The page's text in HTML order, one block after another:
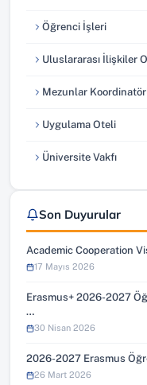
Öğrenci İşleri
(yeni sekmede açılır)
Uluslararası İlişkiler
(yeni sekmede açılır)
Mezunlar
(yeni sekmede açılır)
Uygulama Oteli
(yeni sekmede açılır)
Üniversite Vakfı
(yeni sekmede açılır)
Son Duyurular
Academic Cooperation
17 Mayıs 2026
Erasmus+ 2026-2027
…
30 Nisan 2026
2026-2027 Erasmus
26 Mart 2026